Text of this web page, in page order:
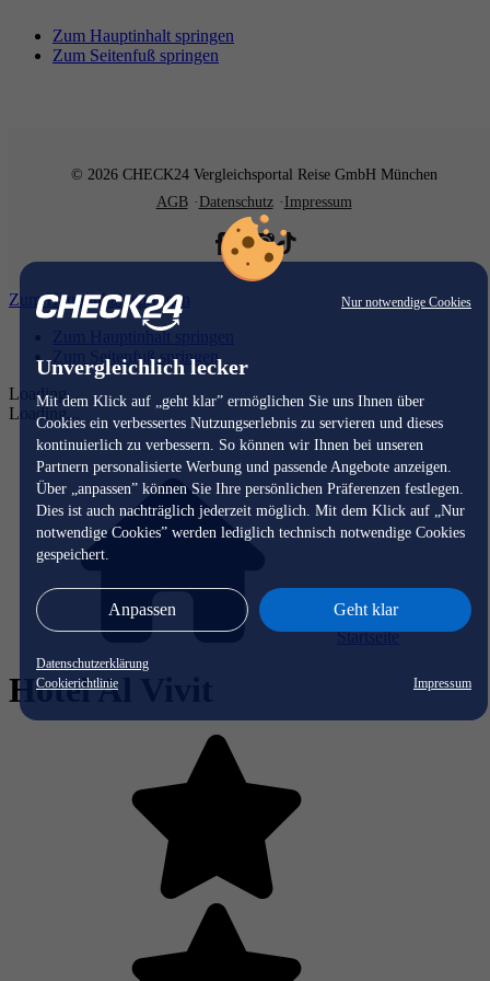
Nur notwendige Cookies
Unvergleichlich lecker
Mit dem Klick auf „geht klar” ermöglichen Sie uns Ihnen über
Cookies ein verbessertes Nutzungserlebnis zu servieren und dieses
kontinuierlich zu verbessern. So können wir Ihnen bei unseren
Partnern personalisierte Werbung und passende Angebote anzeigen.
Über „anpassen” können Sie Ihre persönlichen Präferenzen festlegen.
Dies ist auch nachträglich jederzeit möglich. Mit dem Klick auf „Nur
notwendige Cookies” werden lediglich technisch notwendige Cookies
gespeichert.
Anpassen Geht klar
Datenschutzerklärung
Cookierichtlinie
Impressum
Zum Hauptinhalt springen
Zum Seitenfuß springen
© 2026 CHECK24 Vergleichsportal Reise GmbH München
AGB
Datenschutz Impressum
Zum Hauptinhalt springen
Zum Hauptinhalt springen
Zum Seitenfuß springen
Loading...
Loading...
Startseite
Hotel Al Vivit